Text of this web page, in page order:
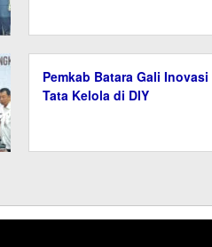
Pemkab Batara Gali Inovasi
Tata Kelola di DIY